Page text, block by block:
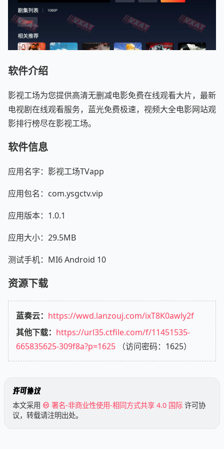
软件介绍
影视工场为您提供高清无删减电影免费在线观看大片，最新
电视剧在线观看服务，蓝光免费极速，视频大全电影网站观
影排行榜尽在影视工场。
软件信息
应用名字：影视工场TVapp
应用包名：com.ysgctv.vip
应用版本：1.0.1
应用大小：29.5MB
测试手机：MI6 Android 10
资源下载
蓝奏云： https://wwd.lanzouj.com/ixT8K0awly2f
其他下载： https://url35.ctfile.com/f/11451535-
665835625-309f8a?p=1625 （访问密码：1625）
许可协议
本文采用 署名-非商业性使用-相同方式共享 4.0 国际 许可协
议，转载请注明出处。